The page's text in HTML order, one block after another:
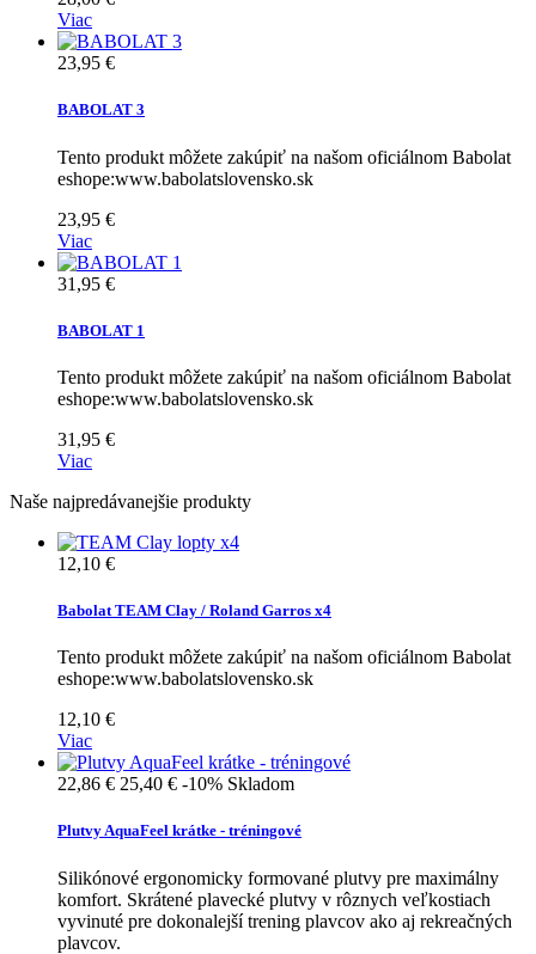
Viac
23,95 €
BABOLAT 3
Tento produkt môžete zakúpiť na našom oficiálnom Babolat
eshope:www.babolatslovensko.sk
23,95 €
Viac
31,95 €
BABOLAT 1
Tento produkt môžete zakúpiť na našom oficiálnom Babolat
eshope:www.babolatslovensko.sk
31,95 €
Viac
Naše najpredávanejšie produkty
12,10 €
Babolat TEAM Clay / Roland Garros x4
Tento produkt môžete zakúpiť na našom oficiálnom Babolat
eshope:www.babolatslovensko.sk
12,10 €
Viac
22,86 € 25,40 € -10% Skladom
Plutvy AquaFeel krátke - tréningové
Silikónové ergonomicky formované plutvy pre maximálny
komfort. Skrátené plavecké plutvy v rôznych veľkostiach
vyvinuté pre dokonalejší trening plavcov ako aj rekreačných
plavcov.